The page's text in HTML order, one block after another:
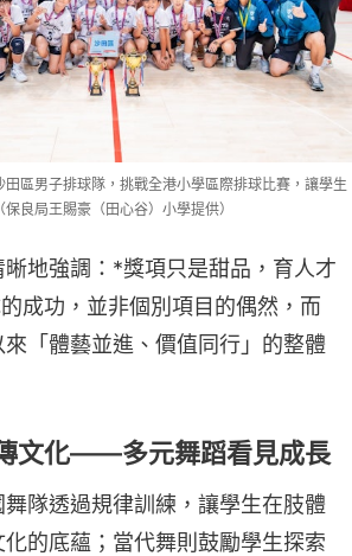
區男子排球隊，挑戰全港小學區際排球比賽，讓學生
良局王賜豪（田心谷）小學提供）
地強調：*獎項只是甜品，育人才
成功，並非個別項目的偶然，而
「體藝並進、價值同行」的整體
文化——多元舞蹈看見成長
隊透過規律訓練，讓學生在肢體
的底蘊；當代舞則鼓勵學生探索